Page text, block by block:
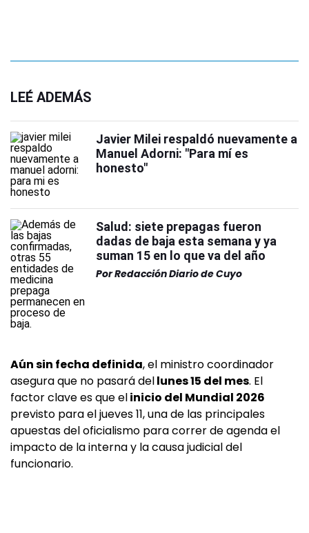
LEÉ ADEMÁS
Javier Milei respaldó nuevamente a
Manuel Adorni: "Para mí es
honesto"
Salud: siete prepagas fueron
dadas de baja esta semana y ya
suman 15 en lo que va del año
PorRedacción Diario de Cuyo
Aún sin fecha definida, el ministro coordinador
asegura que no pasará dellunes 15 del mes. El
factor clave es que elinicio del Mundial 2026
previsto para el jueves 11, una de las principales
apuestas del oficialismo para correr de agenda el
impacto de la interna y la causa judicial del
funcionario.